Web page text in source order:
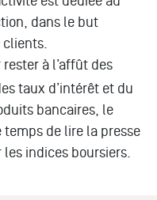
dans le but
rester à l’affût des
taux d’intérêt et du
bancaires, le
de lire la presse
indices boursiers.